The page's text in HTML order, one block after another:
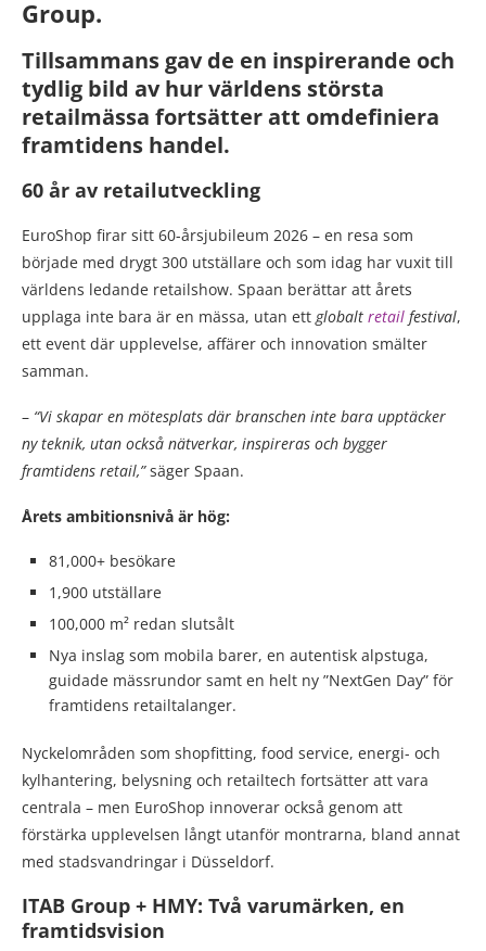
Group.
Tillsammans gav de en inspirerande och
tydlig bild av hur världens största
retailmässa fortsätter att omdefiniera
framtidens handel.
60 år av retailutveckling
EuroShop firar sitt 60-årsjubileum 2026 – en resa som
började med drygt 300 utställare och som idag har vuxit till
världens ledande retailshow. Spaan berättar att årets
upplaga inte bara är en mässa, utan ett globalt retail festival,
ett event där upplevelse, affärer och innovation smälter
samman.
– “Vi skapar en mötesplats där branschen inte bara upptäcker
ny teknik, utan också nätverkar, inspireras och bygger
framtidens retail,”säger Spaan.
Årets ambitionsnivå är hög:
81,000+ besökare
1,900 utställare
100,000 m² redan slutsålt
Nya inslag som mobila barer, en autentisk alpstuga,
guidade mässrundor samt en helt ny ”NextGen Day” för
framtidens retailtalanger.
Nyckelområden som shopfitting, food service, energi- och
kylhantering, belysning och retailtech fortsätter att vara
centrala – men EuroShop innoverar också genom att
förstärka upplevelsen långt utanför montrarna, bland annat
med stadsvandringar i Düsseldorf.
ITAB Group + HMY: Två varumärken, en
framtidsvision